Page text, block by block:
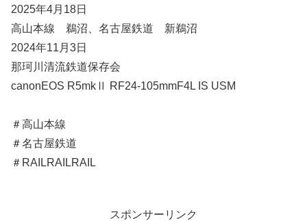
2025年4月18日
高山本線 鵜沼、名古屋鉄道 新鵜沼
2024年11月3日
那珂川清流鉄道保存会
canonEOS R5mkⅡ RF24-105mmF4L IS USM
＃高山本線
＃名古屋鉄道
＃RAILRAILRAIL
スポンサーリンク